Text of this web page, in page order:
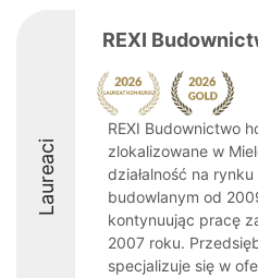
Laureaci
REXI
REXI Budownictwo
zlokalizowane w
działalność na
budowlanym od
kontynuując pracę
2007 roku.
specjalizuje się w